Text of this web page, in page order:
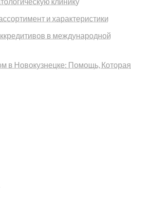
и характеристики
в международной
в Новокузнецке: Помощь, Которая